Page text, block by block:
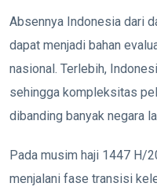
Absennya Indonesia dari
dapat menjadi bahan
nasional. Terlebih,
sehingga kompleksitas
dibanding banyak negara
Pada musim haji 1447 H/
menjalani fase transisi